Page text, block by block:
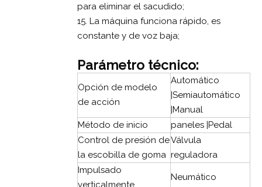
para eliminar el sacudido;
15. La máquina funciona rápido, es
constante y de voz baja;
Parámetro técnico:
Opción de modelo
de acción
Automático
|Semiautomático
|Manual
Método de inicio
paneles |Pedal
Control de presión de
la escobilla de goma
Válvula
reguladora
Impulsado
verticalmente
Neumático